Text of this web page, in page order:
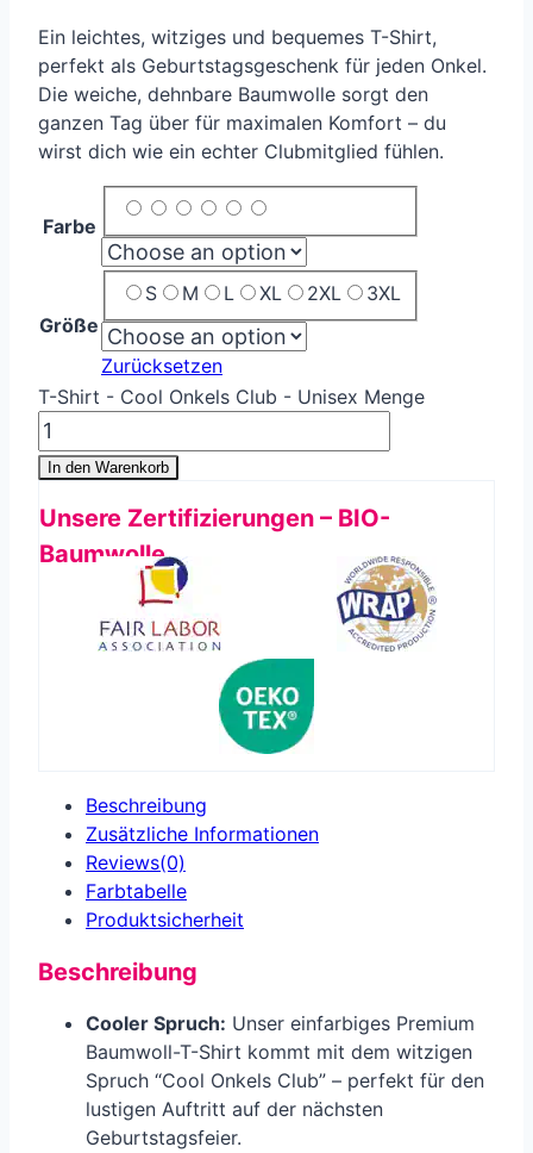
Ein leichtes, witziges und bequemes T-Shirt,
perfekt als Geburtstagsgeschenk für jeden Onkel.
Die weiche, dehnbare Baumwolle sorgt den
ganzen Tag über für maximalen Komfort – du
wirst dich wie ein echter Clubmitglied fühlen.
Farbe
Größe
S M L XL 2XL 3XL
Zurücksetzen
T-Shirt - Cool Onkels Club - Unisex Menge
In den Warenkorb
Unsere Zertifizierungen – BIO-
Baumwolle
Beschreibung
Zusätzliche Informationen
Reviews(0)
Farbtabelle
Produkt­sicherheit
Beschreibung
Cooler Spruch: Unser einfarbiges Premium
Baumwoll-T-Shirt kommt mit dem witzigen
Spruch “Cool Onkels Club” – perfekt für den
lustigen Auftritt auf der nächsten
Geburtstagsfeier.